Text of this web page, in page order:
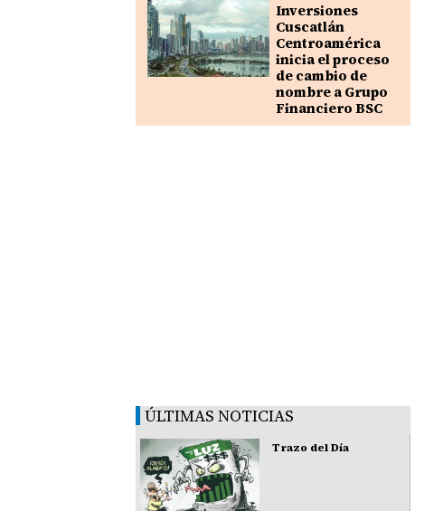
Inversiones
Cuscatlán
Centroamérica
inicia el proceso
de cambio de
nombre a Grupo
Financiero BSC
ÚLTIMAS NOTICIAS
Trazo del Día